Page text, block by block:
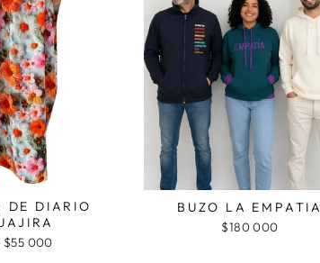
DE DIARIO
$55 000
BUZO LA EMPATIA
$180 000